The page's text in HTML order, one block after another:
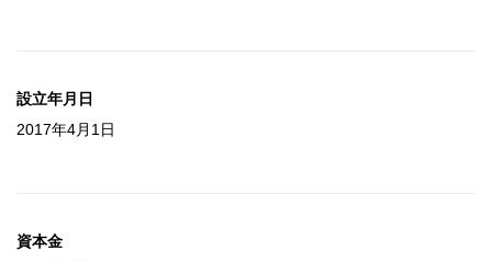
設立年月日
2017年4月1日
資本金